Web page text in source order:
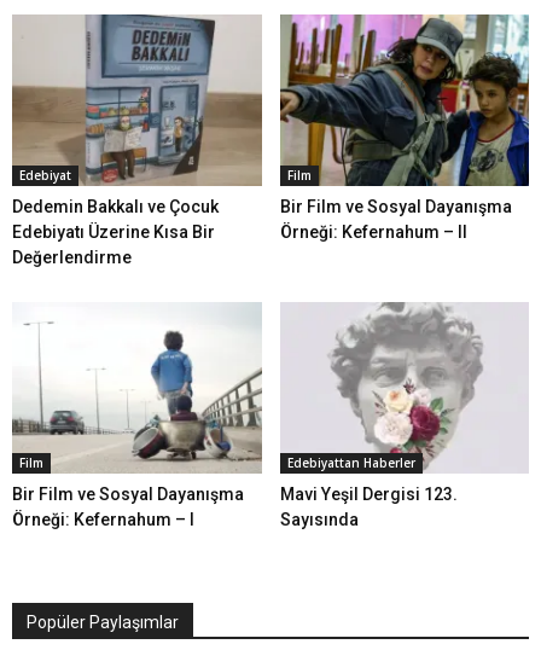
Edebiyat
Dedemin Bakkalı ve Çocuk
Edebiyatı Üzerine Kısa Bir
Değerlendirme
Film
Bir Film ve Sosyal Dayanışma
Örneği: Kefernahum – II
Film
Bir Film ve Sosyal Dayanışma
Örneği: Kefernahum – I
Edebiyattan Haberler
Mavi Yeşil Dergisi 123.
Sayısında
Popüler Paylaşımlar